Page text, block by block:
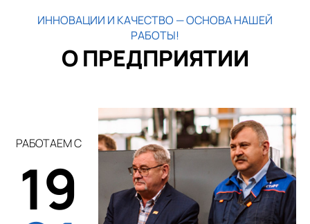
ИННОВАЦИИ И КАЧЕСТВО — ОСНОВА НАШЕЙ
РАБОТЫ!
О ПРЕДПРИЯТИИ
РАБОТАЕМ С
19